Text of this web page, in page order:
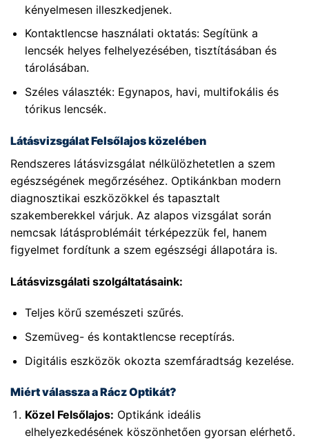
kényelmesen illeszkedjenek.
Kontaktlencse használati oktatás: Segítünk a
lencsék helyes felhelyezésében, tisztításában és
tárolásában.
Széles választék: Egynapos, havi, multifokális és
tórikus lencsék.
Látásvizsgálat Felsőlajos közelében
Rendszeres látásvizsgálat nélkülözhetetlen a szem
egészségének megőrzéséhez. Optikánkban modern
diagnosztikai eszközökkel és tapasztalt
szakemberekkel várjuk. Az alapos vizsgálat során
nemcsak látásproblémáit térképezzük fel, hanem
figyelmet fordítunk a szem egészségi állapotára is.
Látásvizsgálati szolgáltatásaink:
Teljes körű szemészeti szűrés.
Szemüveg- és kontaktlencse receptírás.
Digitális eszközök okozta szemfáradtság kezelése.
Miért válassza a Rácz Optikát?
Közel Felsőlajos: Optikánk ideális
elhelyezkedésének köszönhetően gyorsan elérhető.